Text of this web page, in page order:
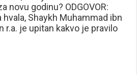
novu godinu? ODGOVOR:
hvala, Shaykh Muhammad ibn
r.a. je upitan kakvo je pravilo